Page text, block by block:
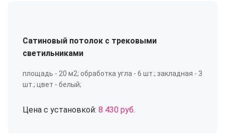
Сатиновый потолок с трековыми
светильниками
площадь - 20 м2; обработка угла - 6 шт.; закладная - 3
шт.; цвет - белый;
Цена с установкой: 8 430 руб.